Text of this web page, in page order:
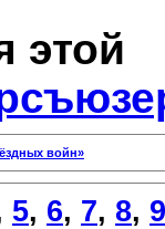
этой
войн»
5, 6, 7, 8, 9